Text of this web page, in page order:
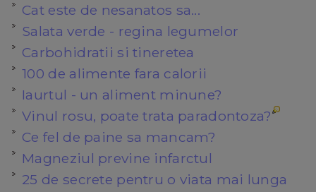
Cat este de nesanatos sa...
Salata verde - regina legumelor
Carbohidratii si tineretea
100 de alimente fara calorii
Iaurtul - un aliment minune?
Vinul rosu, poate trata paradontoza?
Ce fel de paine sa mancam?
Magneziul previne infarctul
25 de secrete pentru o viata mai lunga